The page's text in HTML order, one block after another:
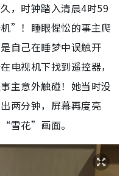
，时钟踏入清晨4时59
”！睡眼惺忪的事主爬
自己在睡梦中误触开
电视机下找到遥控器，
主意外触碰！她当时没
两分钟，屏幕再度亮
雪花”画面。